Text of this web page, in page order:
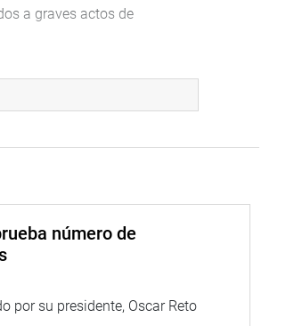
a graves actos de
calificado, caso de mal uso
entre los años 2012 y
los informes de auditoría,
investigación y entregarle al
y dignidad de los vecinos y
número de
por su presidente, Oscar Reto